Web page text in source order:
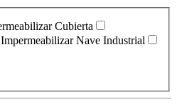
Cubierta
Impermeabilizar Nave Industrial